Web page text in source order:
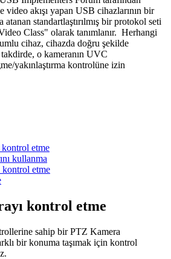
video akışı yapan USB cihazlarının bir
atanan standartlaştırılmış bir protokol seti
Class" olarak tanımlanır. Herhangi
cihaz, cihazda doğru şekilde
takdirde, o kameranın UVC
yakınlaştırma kontrolüne izin
kontrol etme
kullanma
kontrol etme
kontrol etme
sahip bir PTZ Kamera
bir konuma taşımak için kontrol